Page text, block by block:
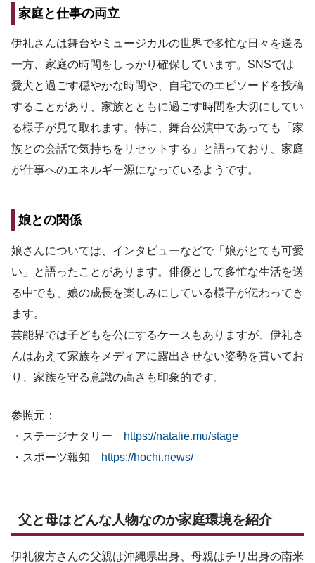
家庭と仕事の両立
伊礼さんは舞台やミュージカルの世界で多忙な日々を送る
一方、家庭の時間をしっかり確保しています。SNSでは
愛犬と過ごす穏やかな時間や、自宅でのエピソードを投稿
することがあり、家族とともに過ごす時間を大切にしてい
る様子が見て取れます。特に、舞台公演中であっても「家
族との会話で気持ちをリセットする」と語っており、家庭
が仕事へのエネルギー源になっているようです。
娘との関係
娘さんについては、インタビューなどで「娘がとても可愛
い」と語ったことがあります。俳優として多忙な生活を送
る中でも、娘の成長を楽しみにしている様子が伝わってき
ます。
芸能界では子どもを公にするケースもありますが、伊礼さ
んはあえて家族をメディアに露出させない姿勢を貫いてお
り、家族を守る意識の高さも印象的です。
参照元：
・ステージナタリー
https://natalie.mu/stage
・スポーツ報知
https://hochi.news/
父と母はどんな人物なのか家庭環境を紹介
伊礼彼方さんの父親は沖縄県出身、母親はチリ出身の南米